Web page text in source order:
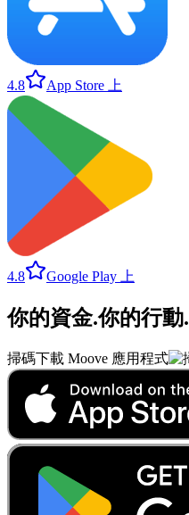
4.8 App Store 上
4.8 Google Play 上
你的資金.你的行動.
掃碼下載 Moove 應用程式